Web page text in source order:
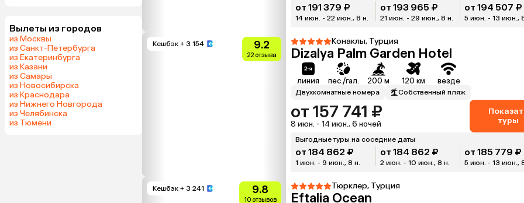
Вылеты из городов
из Москвы
из Санкт-Петербурга
из Екатеринбурга
из Казани
из Самары
из Новосибирска
из Краснодара
из Нижнего Новгорода
из Челябинска
из Тюмени
от 191 379 ₽
14 июн. - 22 июн., 8 н.
от 193 965 ₽
21 июн. - 29 июн., 8 н.
от 194 507 ₽
5 июн. - 13 июн.,
Кешбэк + 3 154 9.2
22 отзыва
Конаклы, Турция
Dizalya Palm Garden Hotel
линия пес./гал. 200 м 120 км везде
Двухкомнатные номера Собственный пляж
от 157 741 ₽
8 июн. - 14 июн., 6 ночей
туры
Выгодные туры на соседние даты
от 184 862 ₽
1 июн. - 9 июн., 8 н.
от 184 862 ₽
2 июн. - 10 июн., 8 н.
от 185 779 ₽
5 июн. - 13 июн.,
Кешбэк + 3 241 9.8
10 отзывов
Тюрклер, Турция
Eftalia Ocean